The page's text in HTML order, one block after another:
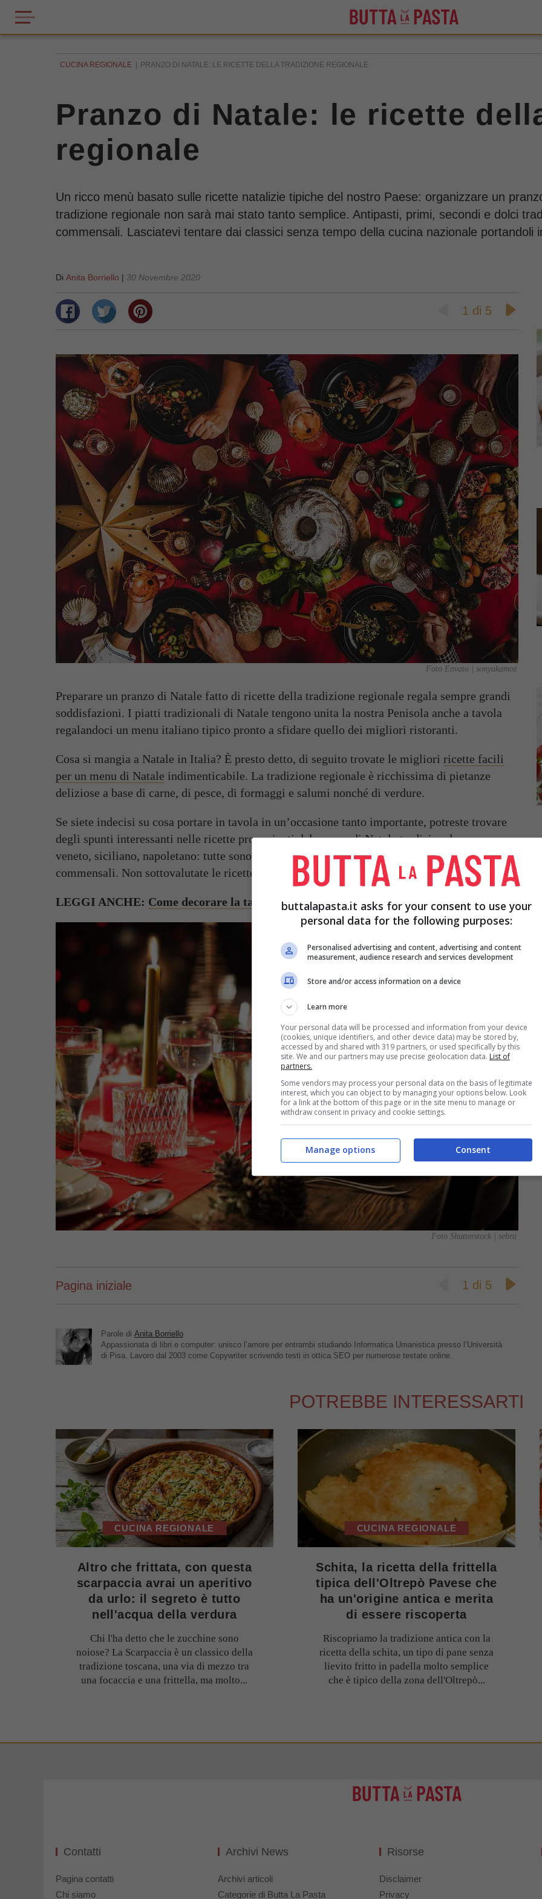
CUCINA REGIONALE PRANZO DI NATALE: LE RICETTE DELLA TRADIZIONE REGIONALE
Pranzo di Natale: le ricette
regionale
Un ricco menù basato sulle ricette natalizie tipiche del nostro Paese: organizzare un
tradizione regionale non sarà mai stato tanto semplice. Antipasti, primi, secondi e dolci
commensali. Lasciatevi tentare dai classici senza tempo della cucina nazionale portandoli
Di Anita Borriello | 30 Novembre 2020
1 di 5
Foto Envato | sonyakamoz
Preparare un pranzo di Natale fatto di ricette della tradizione regionale regala sempre grandi
soddisfazioni. I piatti tradizionali di Natale tengono unita la nostra Penisola anche a tavola
regalandoci un menu italiano tipico pronto a sfidare quello dei migliori ristoranti.
Cosa si mangia a Natale in Italia? È presto detto, di seguito trovate le migliori ricette facili
per un menu di Natale indimenticabile. La tradizione regionale è ricchissima di pietanze
deliziose a base di carne, di pesce, di formaggi e salumi nonché di verdure.
Se siete indecisi su cosa portare in tavola in un’occasione tanto importante, potreste trovare
degli spunti interessanti nelle ricette provenienti dal pranzo di Natale tradizionale romano,
veneto, siciliano, napoletano: tutte sono degne di essere portate in tavola per la gioia dei
commensali. Non sottovalutate le ricette tipiche regionali di Natale, vedrete che successo.
LEGGI ANCHE: Come decorare la tavola a Natale
Foto Shutterstock | sebra
Pagina iniziale 1 di 5
Parole di Anita Borriello
Appassionata di libri e computer: unisco l’amore per entrambi studiando Informatica Umanistica presso l’Università
di Pisa. Lavoro dal 2003 come Copywriter scrivendo testi in ottica SEO per numerose testate online.
POTREBBE INTERESSARTI
CUCINA REGIONALE
Altro che frittata, con questa
scarpaccia avrai un aperitivo
da urlo: il segreto è tutto
nell'acqua della verdura
Chi l'ha detto che le zucchine sono
noiose? La Scarpaccia è un classico della
tradizione toscana, una via di mezzo tra
una focaccia e una frittella, ma molto...
CUCINA REGIONALE
Schita, la ricetta della frittella
tipica dell'Oltrepò Pavese che
ha un'origine antica e merita
di essere riscoperta
Riscopriamo la tradizione antica con la
ricetta della schita, un tipo di pane senza
lievito fritto in padella molto semplice
che è tipico della zona dell'Oltrepò...
Contatti
Pagina contatti
Chi siamo
Archivi News
Archivi articoli
Categorie di Butta La Pasta
Risorse
Disclaimer
Privacy
buttalapasta.it asks for your consent to use your
personal data for the following purposes:
Personalised advertising and content, advertising and content
measurement, audience research and services development
Store and/or access information on a device
Learn more
Your personal data will be processed and information from your device
(cookies, unique identifiers, and other device data) may be stored by,
accessed by and shared with 319 partners, or used specifically by this
site. We and our partners may use precise geolocation data. List of
partners.
Some vendors may process your personal data on the basis of legitimate
interest, which you can object to by managing your options below. Look
for a link at the bottom of this page or in the site menu to manage or
withdraw consent in privacy and cookie settings.
Consent
Manage options